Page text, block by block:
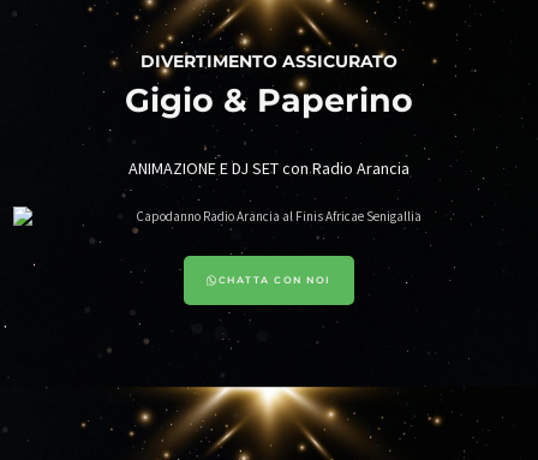
DIVERTIMENTO ASSICURATO
Gigio & Paperino
ANIMAZIONE E DJ SET con Radio Arancia
CHATTA CON NOI